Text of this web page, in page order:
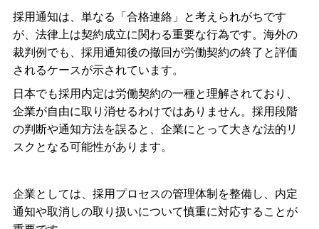
採用通知は、単なる「合格連絡」と考えられがちです
が、法律上は契約成立に関わる重要な行為です。海外の
裁判例でも、採用通知後の撤回が労働契約の終了と評価
されるケースが示されています。
日本でも採用内定は労働契約の一種と理解されており、
企業が自由に取り消せるわけではありません。採用段階
の判断や通知方法を誤ると、企業にとって大きな法的リ
スクとなる可能性があります。
企業としては、採用プロセスの管理体制を整備し、内定
通知や取消しの取り扱いについて慎重に対応することが